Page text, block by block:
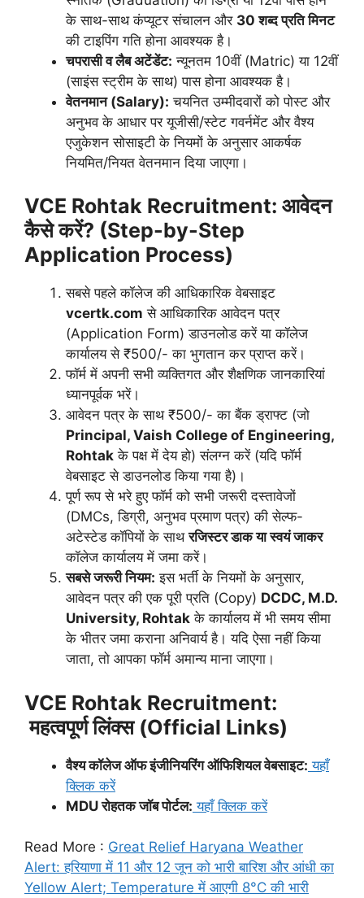
के साथ-साथ कंप्यूटर संचालन और 30 शब्द प्रति मिनट
की टाइपिंग गति होना आवश्यक है।
चपरासी व लैब अटेंडेंट: न्यूनतम 10वीं (Matric) या 12वीं
(साइंस स्ट्रीम के साथ) पास होना आवश्यक है।
वेतनमान (Salary): चयनित उम्मीदवारों को पोस्ट और
अनुभव के आधार पर यूजीसी/स्टेट गवर्नमेंट और वैश्य
एजुकेशन सोसाइटी के नियमों के अनुसार आकर्षक
नियमित/नियत वेतनमान दिया जाएगा।
VCE Rohtak Recruitment: आवेदन
कैसे करें? (Step-by-Step
Application Process)
सबसे पहले कॉलेज की आधिकारिक वेबसाइट
vcertk.com से आधिकारिक आवेदन पत्र
(Application Form) डाउनलोड करें या कॉलेज
कार्यालय से ₹500/- का भुगतान कर प्राप्त करें।
फॉर्म में अपनी सभी व्यक्तिगत और शैक्षणिक जानकारियां
ध्यानपूर्वक भरें।
आवेदन पत्र के साथ ₹500/- का बैंक ड्राफ्ट (जो
Principal, Vaish College of Engineering,
Rohtak के पक्ष में देय हो) संलग्न करें (यदि फॉर्म
वेबसाइट से डाउनलोड किया गया है)।
पूर्ण रूप से भरे हुए फॉर्म को सभी जरूरी दस्तावेजों
(DMCs, डिग्री, अनुभव प्रमाण पत्र) की सेल्फ-
अटेस्टेड कॉपियों के साथरजिस्टर डाक या स्वयं जाकर
कॉलेज कार्यालय में जमा करें।
सबसे जरूरी नियम: इस भर्ती के नियमों के अनुसार,
आवेदन पत्र की एक पूरी प्रति (Copy) DCDC, M.D.
University, Rohtak के कार्यालय में भी समय सीमा
के भीतर जमा कराना अनिवार्य है। यदि ऐसा नहीं किया
जाता, तो आपका फॉर्म अमान्य माना जाएगा।
VCE Rohtak Recruitment:
महत्वपूर्ण लिंक्स (Official Links)
वैश्य कॉलेज ऑफ इंजीनियरिंग ऑफिशियल वेबसाइट: यहाँ
क्लिक करें
MDU रोहतक जॉब पोर्टल: यहाँ क्लिक करें
Read More : Great Relief Haryana Weather
Alert: हरियाणा में 11 और 12 जून को भारी बारिश और आंधी का
Yellow Alert; Temperature में आएगी 8°C की भारी